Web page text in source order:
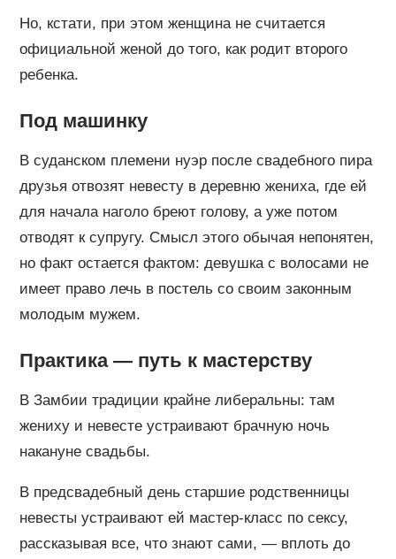
Но, кстати, при этом женщина не считается
официальной женой до того, как родит второго
ребенка.
Под машинку
В суданском племени нуэр после свадебного пира
друзья отвозят невесту в деревню жениха, где ей
для начала наголо бреют голову, а уже потом
отводят к супругу. Смысл этого обычая непонятен,
но факт остается фактом: девушка с волосами не
имеет право лечь в постель со своим законным
молодым мужем.
Практика — путь к мастерству
В Замбии традиции крайне либеральны: там
жениху и невесте устраивают брачную ночь
накануне свадьбы.
В предсвадебный день старшие родственницы
невесты устраивают ей мастер-класс по сексу,
рассказывая все, что знают сами, — вплоть до